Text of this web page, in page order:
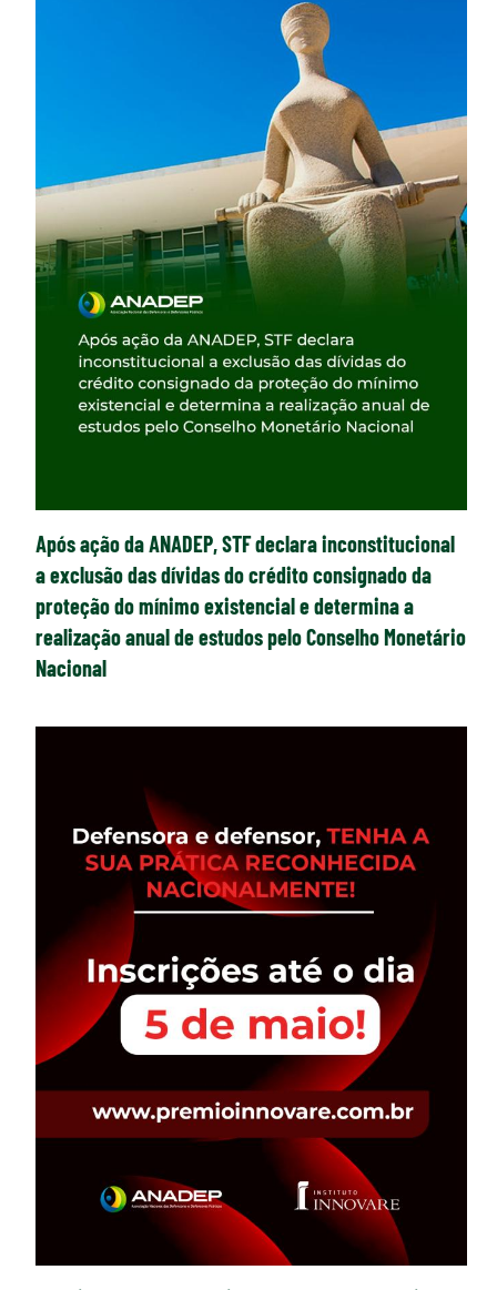
Após ação da ANADEP, STF declara inconstitucional
a exclusão das dívidas do crédito consignado da
proteção do mínimo existencial e determina a
realização anual de estudos pelo Conselho Monetário
Nacional